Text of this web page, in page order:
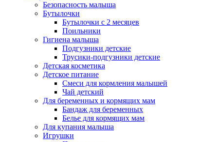
Безопасность малыша
Бутылочки
Бутылочки с 2 месяцев
Поильники
Гигиена малыша
Подгузники детские
Трусики-подгузники детские
Детская косметика
Детское питание
Смеси для кормления малышей
Чай детский
Для беременных и кормящих мам
Бандаж для беременных
Белье для кормящих мам
Для купания малыша
Игрушки